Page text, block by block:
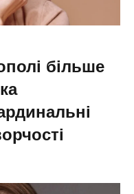
більше